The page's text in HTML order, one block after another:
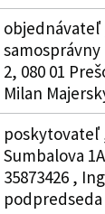
objednávateľ
2, 080 01
Milan
poskytovateľ
Sumbalova
35873426 ,